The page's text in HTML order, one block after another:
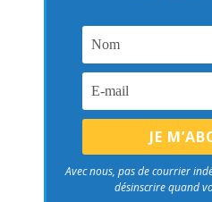
Avec nous, pas de courrier
désinscrire quand